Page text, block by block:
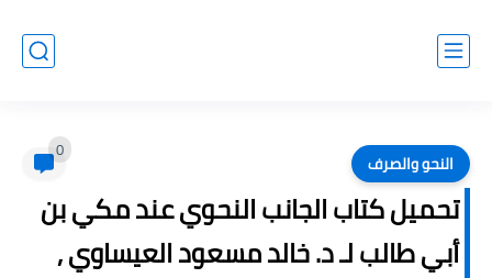
النحو والصرف 0
تحميل كتاب الجانب النحوي عند مكي بن
أبي طالب لـ د. خالد مسعود العيساوي ,